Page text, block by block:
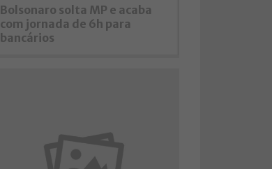
Bolsonaro solta MP e acaba
com jornada de 6h para
bancários